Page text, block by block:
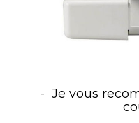
Je vous